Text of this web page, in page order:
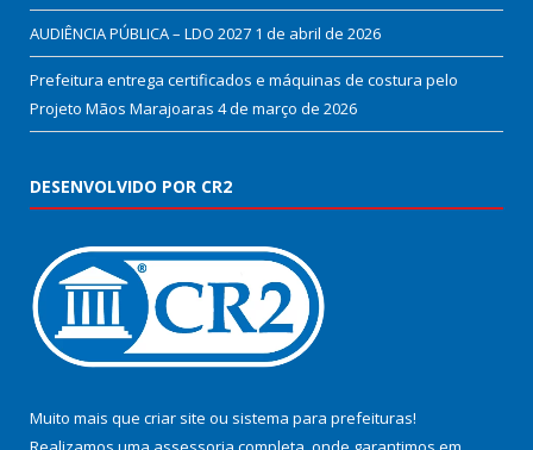
AUDIÊNCIA PÚBLICA – LDO 2027 1 de abril de 2026
Prefeitura entrega certificados e máquinas de costura pelo
Projeto Mãos Marajoaras 4 de março de 2026
DESENVOLVIDO POR CR2
Muito mais que criar site ou sistema para prefeituras!